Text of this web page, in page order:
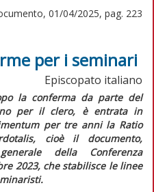
01/04/2025, pag. 223
per i seminari
Episcopato italiano
la conferma da parte del
per il clero, è entrata in
per tre anni la Ratio
cioè il documento,
della Conferenza
2023, che stabilisce le linee